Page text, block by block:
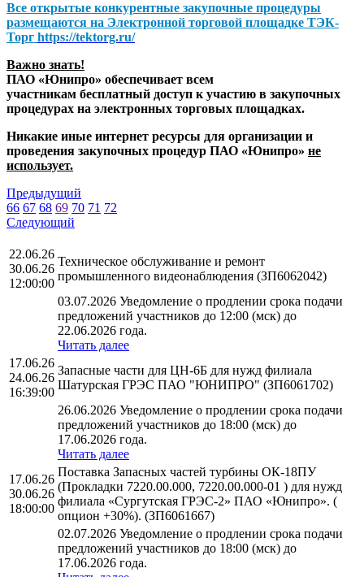
Все открытые конкурентные закупочные процедуры
размещаются на Электронной торговой площадке ТЭК-
Торг https://tektorg.ru/
Важно знать!
ПАО «Юнипро» обеспечивает всем
участникам бесплатный доступ к участию в закупочных
процедурах на электронных торговых площадках.
Никакие иные интернет ресурсы для организации и
проведения закупочных процедур ПАО «Юнипро» не
использует.
Предыдущий
66 67 68 69 70 71 72
Следующий
22.06.26
30.06.26
12:00:00
Техническое обслуживание и ремонт
промышленного видеонаблюдения (ЗП6062042)
03.07.2026 Уведомление о продлении срока подачи
предложений участников до 12:00 (мск) до
22.06.2026 года.
Читать далее
17.06.26
24.06.26
16:39:00
Запасные части для ЦН-6Б для нужд филиала
Шатурская ГРЭС ПАО "ЮНИПРО" (ЗП6061702)
26.06.2026 Уведомление о продлении срока подачи
предложений участников до 18:00 (мск) до
17.06.2026 года.
Читать далее
17.06.26
30.06.26
18:00:00
Поставка Запасных частей турбины ОК-18ПУ
(Прокладки 7220.00.000, 7220.00.000-01 ) для нужд
филиала «Сургутская ГРЭС-2» ПАО «Юнипро». (
опцион +30%). (ЗП6061667)
02.07.2026 Уведомление о продлении срока подачи
предложений участников до 18:00 (мск) до
17.06.2026 года.